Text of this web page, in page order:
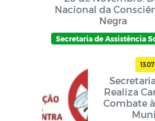
Nacional da
Negra
Secretaria de Assistência
Realiza
Combate